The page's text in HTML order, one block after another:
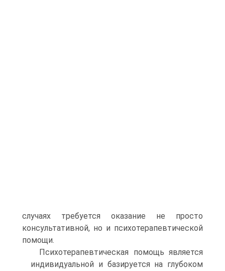
случаях требуется оказание не просто
консультативной, но и психотерапевтической
помощи.
Психотерапевтическая помощь является
индивидуальной и базируется на глубоком